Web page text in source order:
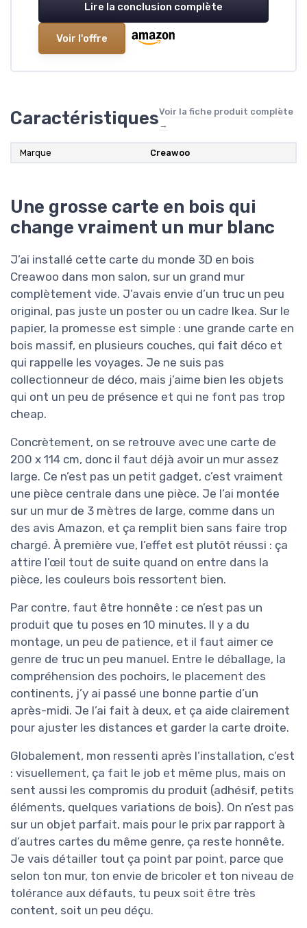
Lire la conclusion complète
Voir l'offre
CaractéristiquesVoir la fiche produit complète
→
Marque Creawoo
Une grosse carte en bois qui
change vraiment un mur blanc
J’ai installé cette carte du monde 3D en bois
Creawoo dans mon salon, sur un grand mur
complètement vide. J’avais envie d’un truc un peu
original, pas juste un poster ou un cadre Ikea. Sur le
papier, la promesse est simple : une grande carte en
bois massif, en plusieurs couches, qui fait déco et
qui rappelle les voyages. Je ne suis pas
collectionneur de déco, mais j’aime bien les objets
qui ont un peu de présence et qui ne font pas trop
cheap.
Concrètement, on se retrouve avec une carte de
200 x 114 cm, donc il faut déjà avoir un mur assez
large. Ce n’est pas un petit gadget, c’est vraiment
une pièce centrale dans une pièce. Je l’ai montée
sur un mur de 3 mètres de large, comme dans un
des avis Amazon, et ça remplit bien sans faire trop
chargé. À première vue, l’effet est plutôt réussi : ça
attire l’œil tout de suite quand on entre dans la
pièce, les couleurs bois ressortent bien.
Par contre, faut être honnête : ce n’est pas un
produit que tu poses en 10 minutes. Il y a du
montage, un peu de patience, et il faut aimer ce
genre de truc un peu manuel. Entre le déballage, la
compréhension des pochoirs, le placement des
continents, j’y ai passé une bonne partie d’un
après-midi. Je l’ai fait à deux, et ça aide clairement
pour ajuster les distances et garder la carte droite.
Globalement, mon ressenti après l’installation, c’est
: visuellement, ça fait le job et même plus, mais on
sent aussi les compromis du produit (adhésif, petits
éléments, quelques variations de bois). On n’est pas
sur un objet parfait, mais pour le prix par rapport à
d’autres cartes du même genre, ça reste honnête.
Je vais détailler tout ça point par point, parce que
selon ton mur, ton envie de bricoler et ton niveau de
tolérance aux défauts, tu peux soit être très
content, soit un peu déçu.